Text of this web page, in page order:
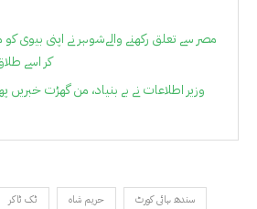
مصر سے تعلق رکھنے والےشوہر نے اپنی بیوی
کر اسے
وزیر اطلاعات نے بے بنیاد، من گھڑت خبریں
ٹک ٹاکر حریم شاہ سندھ ہائی کورٹ